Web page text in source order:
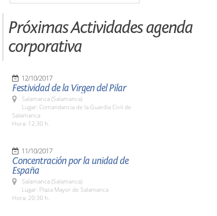
Próximas Actividades agenda
corporativa
12/10/2017
Festividad de la Virgen del Pilar
Salamanca (Salamanca)
Lugar: Comandancia de la Guardia Civil de
Salamanca
Hora: 12:30 h.
11/10/2017
Concentración por la unidad de
España
Salamanca (Salamanca)
Lugar: Plaza Mayor de Salamanca
Hora: 20:30 h.